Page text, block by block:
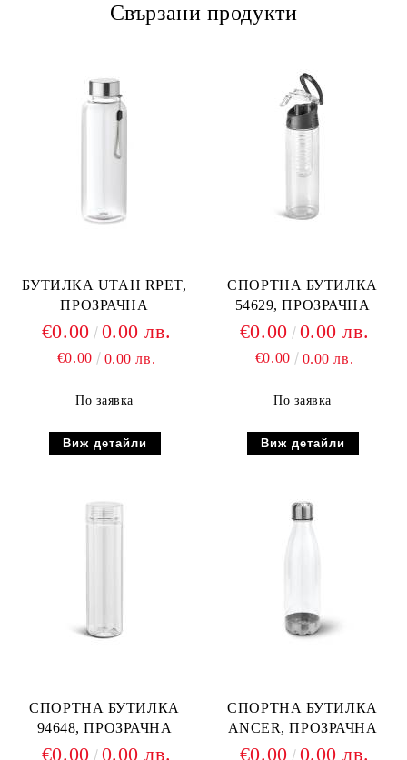
Свързани продукти
БУТИЛКА UTAH RPET,
ПРОЗРАЧНА
€0.00 0.00 лв.
€0.00 0.00 лв.
По заявка
Виж детайли
СПОРТНА БУТИЛКА
54629, ПРОЗРАЧНА
€0.00 0.00 лв.
€0.00 0.00 лв.
По заявка
Виж детайли
СПОРТНА БУТИЛКА
94648, ПРОЗРАЧНА
€0.00 0.00 лв.
СПОРТНА БУТИЛКА
ANCER, ПРОЗРАЧНА
€0.00 0.00 лв.